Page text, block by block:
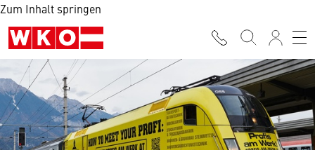
Zum Inhalt springen